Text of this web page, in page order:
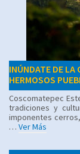
INÚNDATE DE LA
HERMOSOS
Coscomatepec
tradiciones y
imponentes
… Ver Más